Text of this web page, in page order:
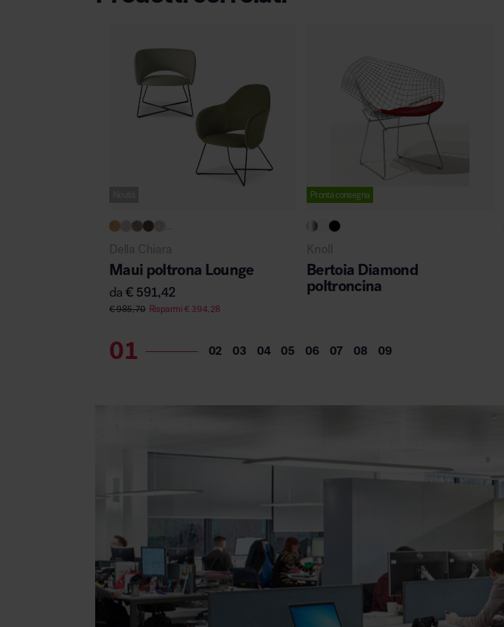
Della Chiara
Maui poltrona Lounge
da€ 591,42
€985,70 Risparmi€394,28
Pronta consegna
Knoll
Bertoia Diamond
poltroncina